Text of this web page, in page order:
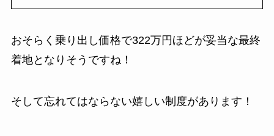
おそらく乗り出し価格で322万円ほどが妥当な最終
着地となりそうですね！
そして忘れてはならない嬉しい制度があります！